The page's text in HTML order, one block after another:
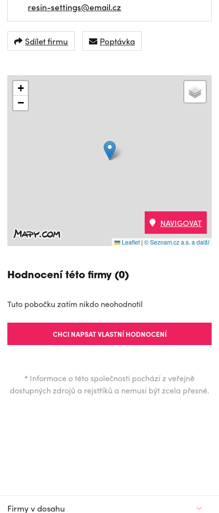
resin-settings@email.cz
Sdílet firmu Poptávka
+
−
Leaflet | © Seznam.cz a.s. a další
NAVIGOVAT
Hodnocení této firmy (0)
Tuto pobočku zatím nikdo neohodnotil
CHCI NAPSAT VLASTNÍ HODNOCENÍ
* Informace o této společnosti pochází z veřejně
dostupných zdrojů a rejstříků a nemusí být zcela přesné.
Firmy v dosahu